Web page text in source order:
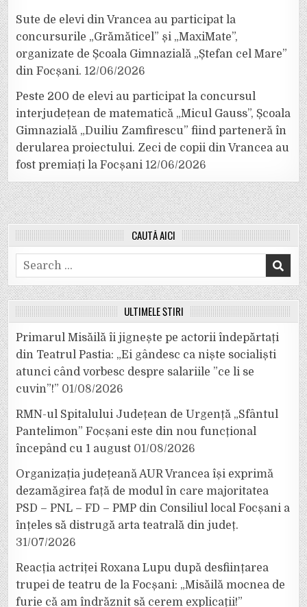
Sute de elevi din Vrancea au participat la
concursurile „Grămăticel” și „MaxiMate”,
organizate de Școala Gimnazială „Ștefan cel Mare”
din Focșani. 12/06/2026
Peste 200 de elevi au participat la concursul
interjudețean de matematică „Micul Gauss”, Școala
Gimnazială „Duiliu Zamfirescu” fiind parteneră în
derularea proiectului. Zeci de copii din Vrancea au
fost premiați la Focșani 12/06/2026
CAUTĂ AICI
Search
for:
ULTIMELE ȘTIRI
Primarul Misăilă îi jignește pe actorii îndepărtați
din Teatrul Pastia: „Ei gândesc ca niște socialiști
atunci când vorbesc despre salariile ”ce li se
cuvin”!” 01/08/2026
RMN-ul Spitalului Județean de Urgență „Sfântul
Pantelimon” Focșani este din nou funcțional
începând cu 1 august 01/08/2026
Organizația județeană AUR Vrancea își exprimă
dezamăgirea față de modul în care majoritatea
PSD – PNL – FD – PMP din Consiliul local Focșani a
înțeles să distrugă arta teatrală din județ.
31/07/2026
Reacția actriței Roxana Lupu după desființarea
trupei de teatru de la Focșani: „Misăilă mocnea de
furie că am îndrăznit să cerem explicații!”